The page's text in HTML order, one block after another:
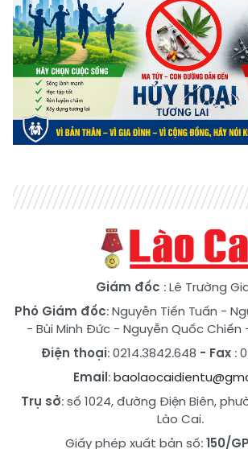
Giám đốc : Lê Trường
Phó Giám đốc:Nguyễn Tiến Tuấn -
- Bùi Minh Đức- Nguyễn Quốc Chiến
Điện thoại: 0214.3842.648 - Fax :
Email:
Trụ sở: số 1024, đường Điện Biên,
Lào Cai.
Giấy phép xuất bản số:150/